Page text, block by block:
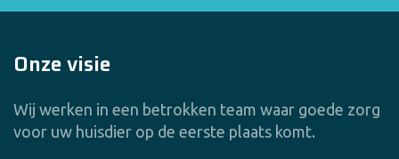
Onze visie
Wij werken in een betrokken team waar goede zorg
voor uw huisdier op de eerste plaats komt.